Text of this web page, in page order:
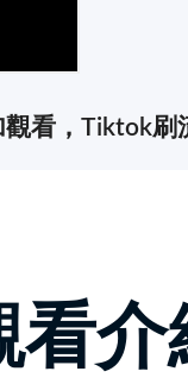
看，Tiktok刷
介